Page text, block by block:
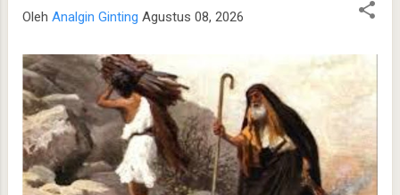
Oleh Analgin Ginting Agustus 08, 2026